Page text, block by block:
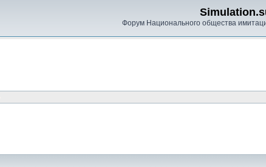
Форум Национального общества